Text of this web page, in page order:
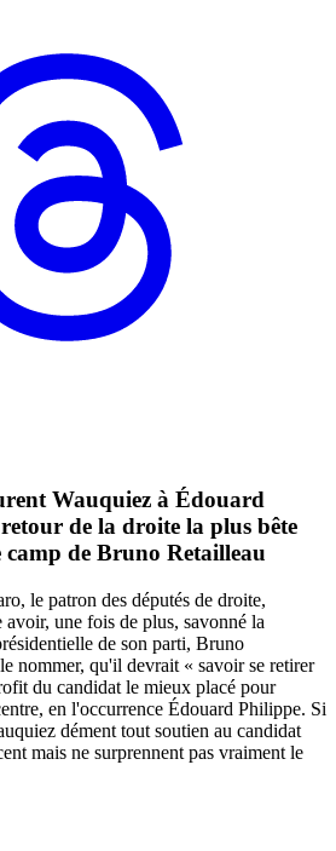
Wauquiez à Édouard
de la droite la plus bête
camp de Bruno Retailleau
le patron des députés de droite,
une fois de plus, savonné la
de son parti, Bruno
nommer, qu'il devrait « savoir se retirer
du candidat le mieux placé pour
en l'occurrence Édouard Philippe. Si
dément tout soutien au candidat
mais ne surprennent pas vraiment le